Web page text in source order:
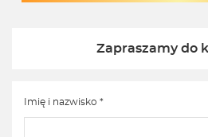
Zapraszamy do
Imię i nazwisko *